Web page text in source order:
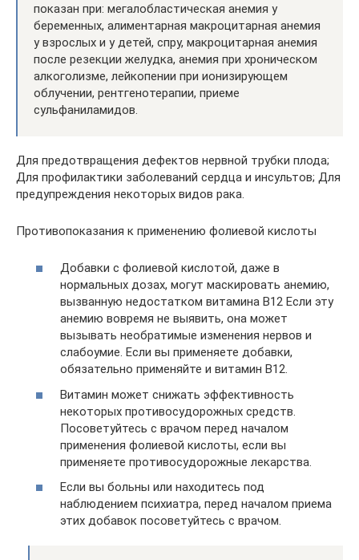
показан при: мегалобластическая анемия у
беременных, алиментарная макроцитарная анемия
у взрослых и у детей, спру, макроцитарная анемия
после резекции желудка, анемия при хроническом
алкоголизме, лейкопении при ионизирующем
облучении, рентгенотерапии, приеме
сульфаниламидов.
Для предотвращения дефектов нервной трубки плода;
Для профилактики заболеваний сердца и инсультов; Для
предупреждения некоторых видов рака.
Противопоказания к применению фолиевой кислоты
Добавки с фолиевой кислотой, даже в
нормальных дозах, могут маскировать анемию,
вызванную недостатком витамина В12 Если эту
анемию вовремя не выявить, она может
вызывать необратимые изменения нервов и
слабоумие. Если вы применяете добавки,
обязательно применяйте и витамин В12.
Витамин может снижать эффективность
некоторых противосудорожных средств.
Посоветуйтесь с врачом перед началом
применения фолиевой кислоты, если вы
применяете противосудорожные лекарства.
Если вы больны или находитесь под
наблюдением психиатра, перед началом приема
этих добавок посоветуйтесь с врачом.